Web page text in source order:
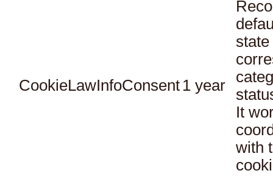
CookieLawInfoConsent 1 year
It
with